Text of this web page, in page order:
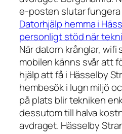
e-posten slutar
Datorhjälp hemma i
personligt stöd när
När datorn krånglar, wifi
mobilen känns svår att
hjälp att få i Hässelby
hembesök i lugn miljö
på plats blir tekniken
dessutom till halva
avdraget. Hässelby